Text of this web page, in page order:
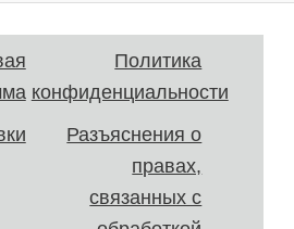
Политика
конфиденциальности
Разъяснения о
правах,
связанных с